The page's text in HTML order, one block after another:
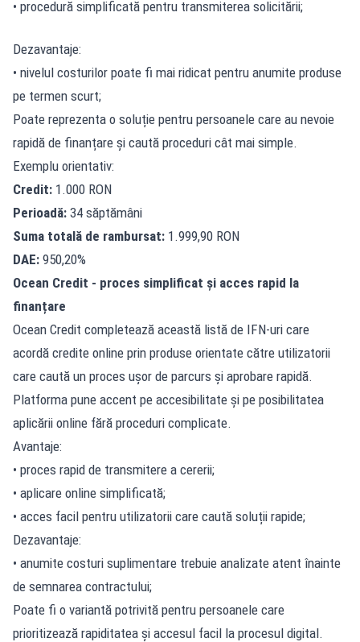
• procedură simplificată pentru transmiterea solicitării;
Dezavantaje:
• nivelul costurilor poate fi mai ridicat pentru anumite produse
pe termen scurt;
Poate reprezenta o soluție pentru persoanele care au nevoie
rapidă de finanțare și caută proceduri cât mai simple.
Exemplu orientativ:
Credit: 1.000 RON
Perioadă: 34 săptămâni
Suma totală de rambursat: 1.999,90 RON
DAE: 950,20%
Ocean Credit - proces simplificat și acces rapid la
finanțare
Ocean Credit completează această listă de IFN-uri care
acordă credite online prin produse orientate către utilizatorii
care caută un proces ușor de parcurs și aprobare rapidă.
Platforma pune accent pe accesibilitate și pe posibilitatea
aplicării online fără proceduri complicate.
Avantaje:
• proces rapid de transmitere a cererii;
• aplicare online simplificată;
• acces facil pentru utilizatorii care caută soluții rapide;
Dezavantaje:
• anumite costuri suplimentare trebuie analizate atent înainte
de semnarea contractului;
Poate fi o variantă potrivită pentru persoanele care
prioritizează rapiditatea și accesul facil la procesul digital.